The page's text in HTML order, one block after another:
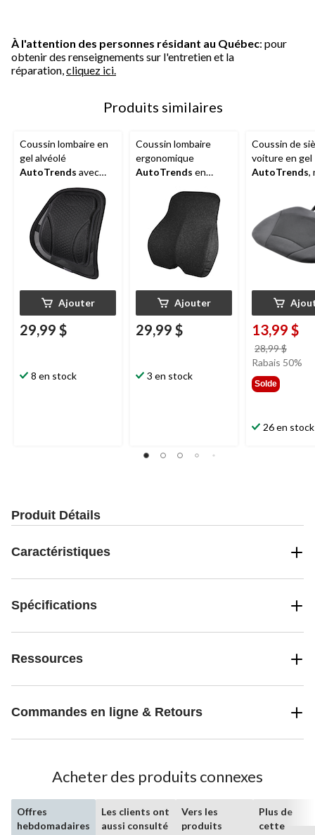
À l'attention des personnes résidant au Québec: pour
obtenir des renseignements sur l'entretien et la
réparation, cliquez ici.
Produits similaires
Coussin lombaire en
gel alvéolé
AutoTrends avec
sangles réglables
Ajouter
29,99 $
8 en stock
Coussin lombaire
ergonomique
AutoTrends en
viscoélastique avec
sangles élastiques
ajustables
Ajouter
29,99 $
3 en stock
Coussin de
voiture en gel
AutoTrends,
13,99 $
28,99 $
était
Rabais 50%
Solde
26 en stock
Produit Détails
Caractéristiques
Spécifications
Ressources
Commandes en ligne & Retours
Acheter des produits connexes
Offres
hebdomadaires
Les clients ont
aussi consulté
Vers les
produits
Plus de
cette